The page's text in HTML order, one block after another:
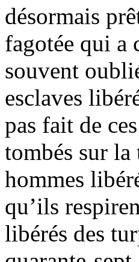
désormais
fagotée qui a
souvent
esclaves
pas fait de
tombés sur la
hommes
qu’ils
libérés des